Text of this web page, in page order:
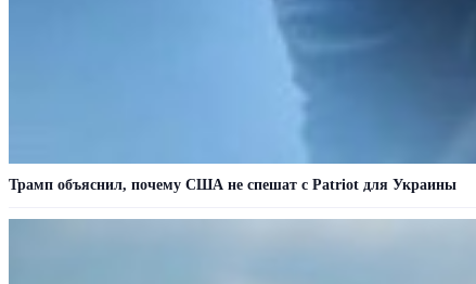
Трамп объяснил, почему США не спешат с Patriot для Украины